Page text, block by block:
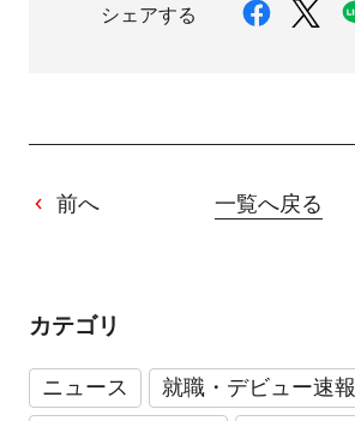
シェアする
前へ 一覧へ戻る
カテゴリ
ニュース
就職・デビュー速報